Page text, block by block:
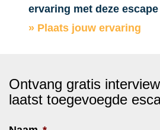
ervaring met deze
» Plaats jouw ervaring
Ontvang gratis
laatst toegevoegde